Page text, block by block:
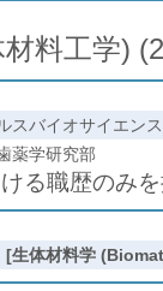
料工学)
スバイオサイエン
薬学研究部
る職歴のみ
生体材料学